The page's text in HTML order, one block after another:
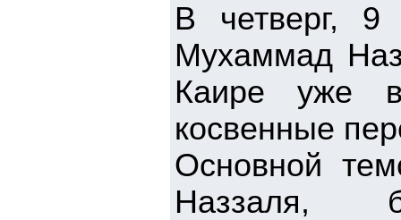
В четверг,
Мухаммад
Каире уже в
косвенные
Основной
Наззаля,